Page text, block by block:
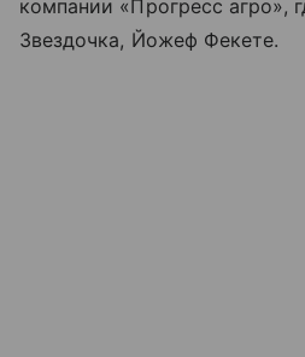
компании «Прогресс агро»,
Звездочка, Йожеф Фекете.